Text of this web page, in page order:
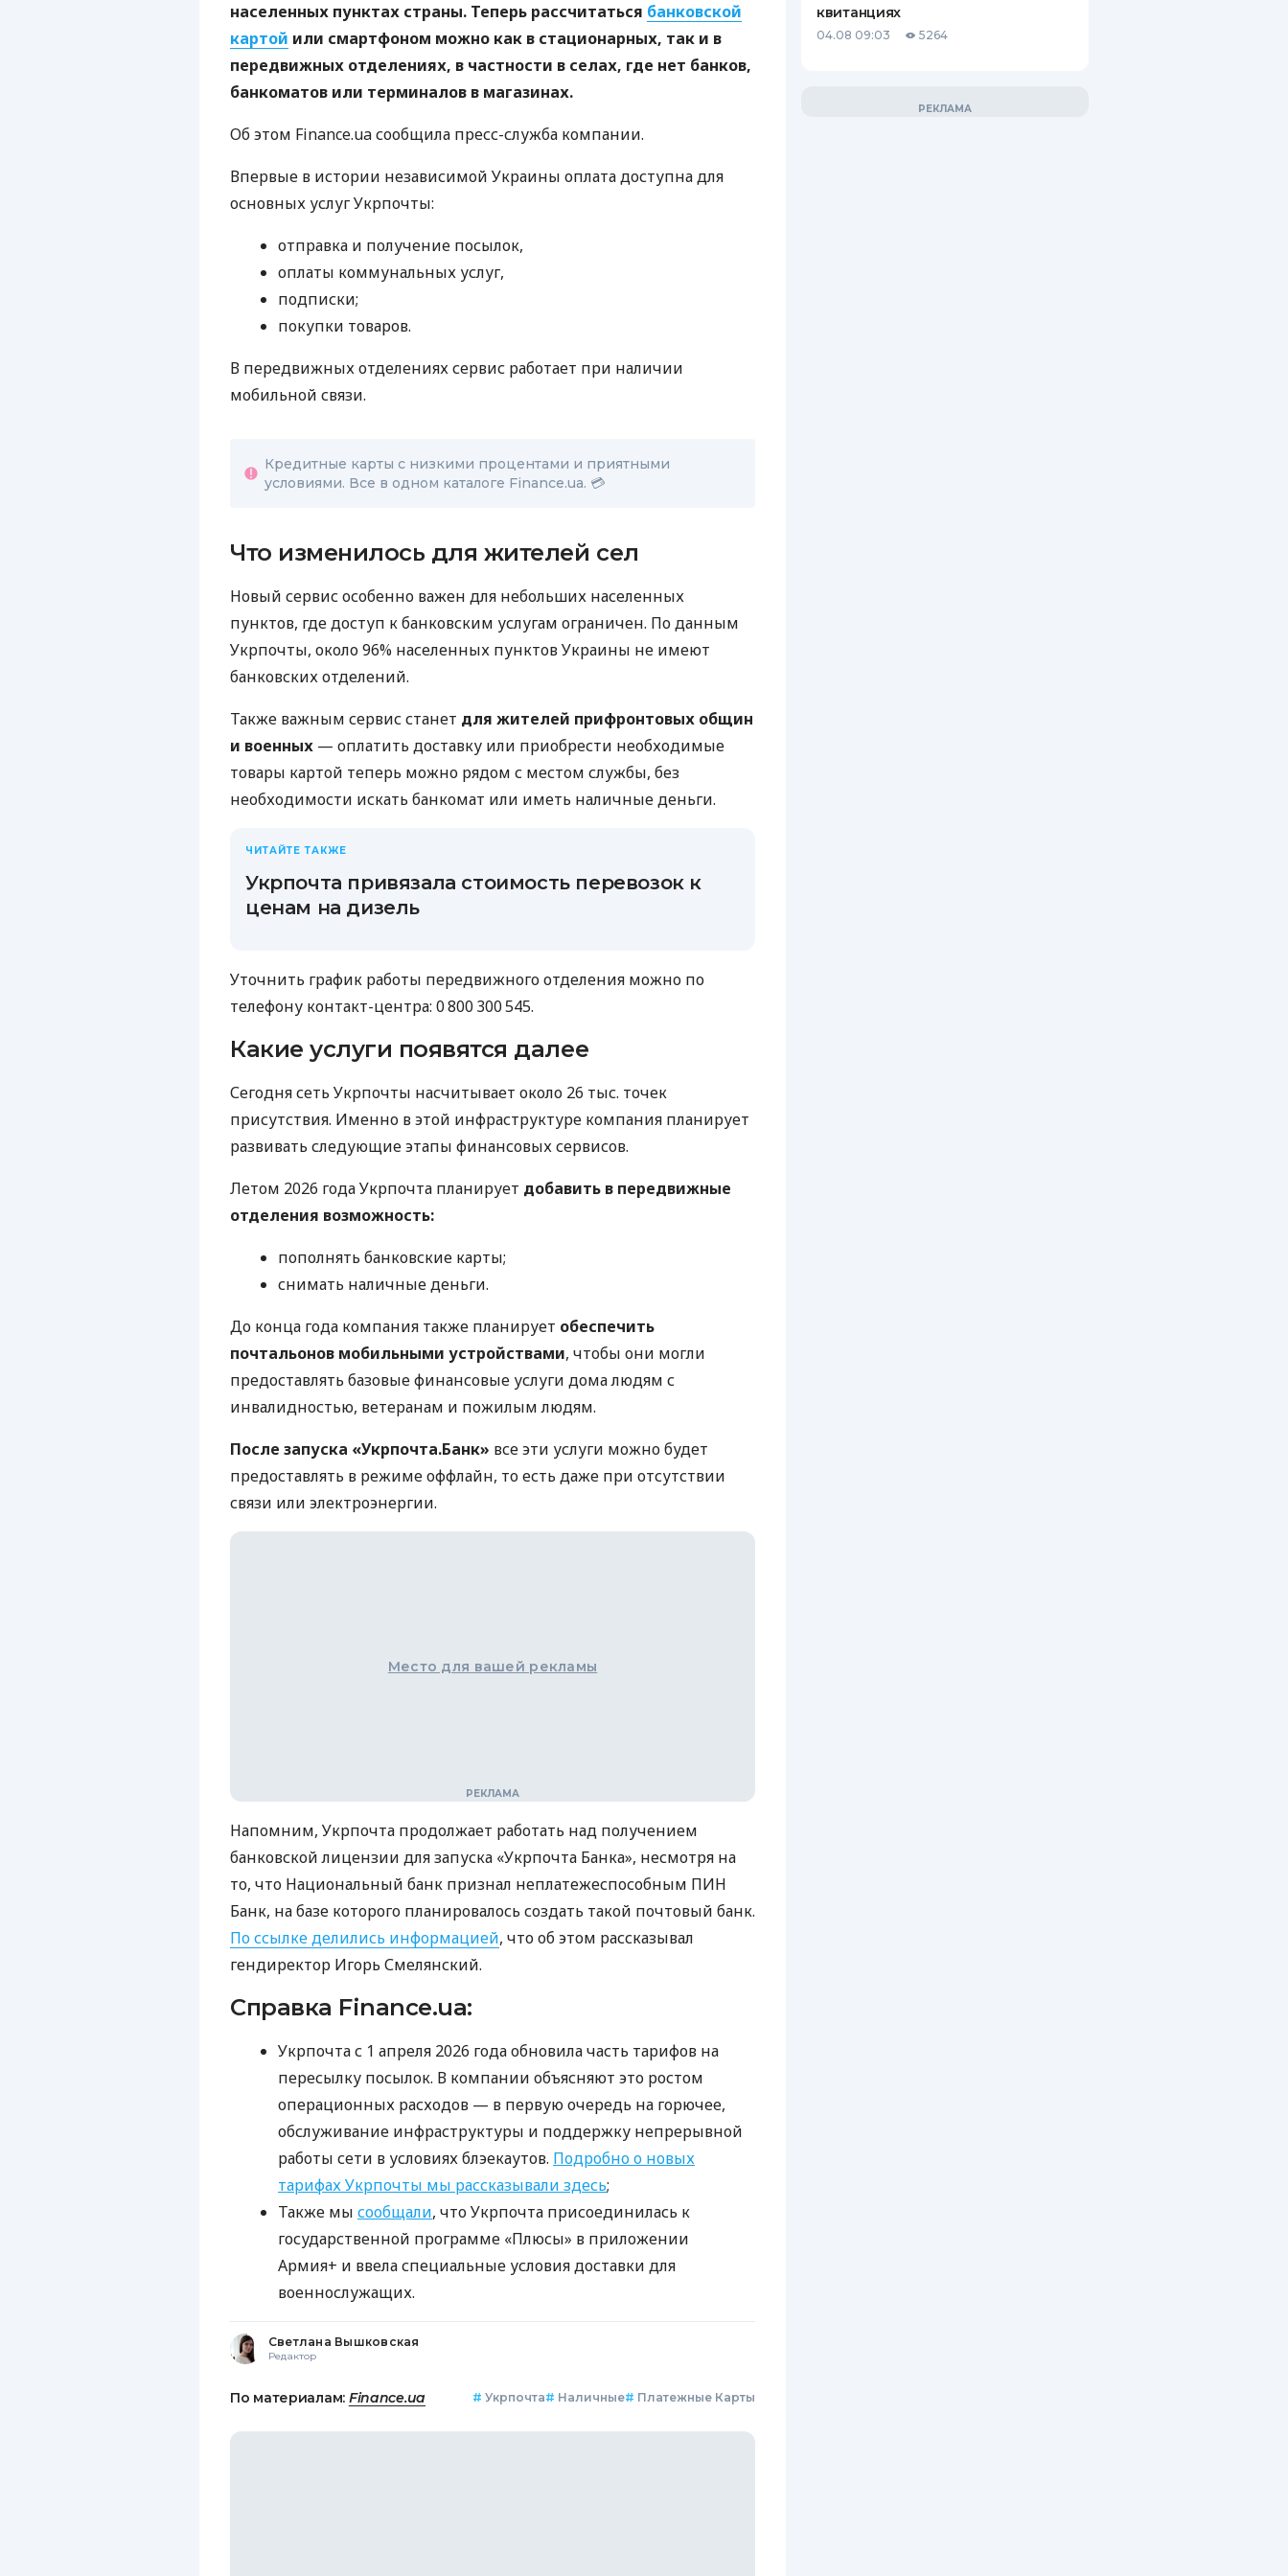
населенных пунктах страны. Теперь рассчитаться банковской
картой или смартфоном можно как в стационарных, так и в
передвижных отделениях, в частности в селах, где нет банков,
банкоматов или терминалов в магазинах.
Об этом Finance.ua сообщила пресс-служба компании.
Впервые в истории независимой Украины оплата доступна для
основных услуг Укрпочты:
отправка и получение посылок,
оплаты коммунальных услуг,
подписки;
покупки товаров.
В передвижных отделениях сервис работает при наличии
мобильной связи.
Кредитные карты с низкими процентами и приятными
условиями. Все в одном каталоге Finance.ua. 💳
Что изменилось для жителей сел
Новый сервис особенно важен для небольших населенных
пунктов, где доступ к банковским услугам ограничен. По данным
Укрпочты, около 96% населенных пунктов Украины не имеют
банковских отделений.
Также важным сервис станет для жителей прифронтовых общин
и военных — оплатить доставку или приобрести необходимые
товары картой теперь можно рядом с местом службы, без
необходимости искать банкомат или иметь наличные деньги.
ЧИТАЙТЕ ТАКЖЕ
Укрпочта привязала стоимость перевозок к
ценам на дизель
Уточнить график работы передвижного отделения можно по
телефону контакт-центра: 0 800 300 545.
Какие услуги появятся далее
Сегодня сеть Укрпочты насчитывает около 26 тыс. точек
присутствия. Именно в этой инфраструктуре компания планирует
развивать следующие этапы финансовых сервисов.
Летом 2026 года Укрпочта планирует добавить в передвижные
отделения возможность:
пополнять банковские карты;
снимать наличные деньги.
До конца года компания также планирует обеспечить
почтальонов мобильными устройствами, чтобы они могли
предоставлять базовые финансовые услуги дома людям с
инвалидностью, ветеранам и пожилым людям.
После запуска «Укрпочта.Банк» все эти услуги можно будет
предоставлять в режиме оффлайн, то есть даже при отсутствии
связи или электроэнергии.
Место для вашей рекламы
Напомним, Укрпочта продолжает работать над получением
банковской лицензии для запуска «Укрпочта Банка», несмотря на
то, что Национальный банк признал неплатежеспособным ПИН
Банк, на базе которого планировалось создать такой почтовый банк.
По ссылке делились информацией, что об этом рассказывал
гендиректор Игорь Смелянский.
Справка Finance.ua:
Укрпочта с 1 апреля 2026 года обновила часть тарифов на
пересылку посылок. В компании объясняют это ростом
операционных расходов — в первую очередь на горючее,
обслуживание инфраструктуры и поддержку непрерывной
работы сети в условиях блэекаутов. Подробно о новых
тарифах Укрпочты мы рассказывали здесь;
Также мы сообщали, что Укрпочта присоединилась к
государственной программе «Плюсы» в приложении
Армия+ и ввела специальные условия доставки для
военнослужащих.
Светлана Вышковская
Редактор
По материалам: Finance.ua # Укрпочта# Наличные# Платежные Карты
квитанциях
04.08 09:03 5264